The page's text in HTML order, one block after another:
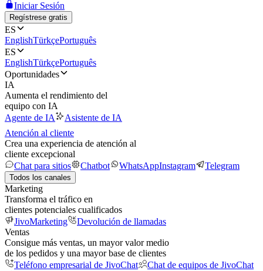
Iniciar Sesión
Regístrese gratis
ES
EnglishTürkçePortuguês
ES
EnglishTürkçePortuguês
Oportunidades
IA
Aumenta el rendimiento del
equipo con IA
Agente de IA
Asistente de IA
Atención al cliente
Crea una experiencia de atención al
cliente excepcional
Chat para sitios
Chatbot WhatsAppInstagram Telegram
Todos los canales
Marketing
Transforma el tráfico en
clientes potenciales cualificados
JivoMarketing
Devolución de llamadas
Ventas
Consigue más ventas, un mayor valor medio
de los pedidos y una mayor base de clientes
Teléfono empresarial de JivoChat
Chat de equipos de JivoChat